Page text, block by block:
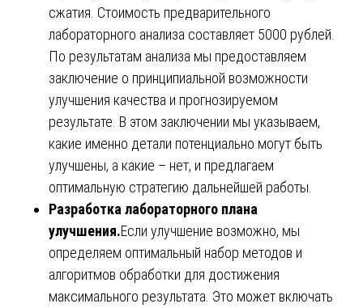
сжатия. Стоимость предварительного
лабораторного анализа составляет 5000 рублей.
По результатам анализа мы предоставляем
заключение о принципиальной возможности
улучшения качества и прогнозируемом
результате. В этом заключении мы указываем,
какие именно детали потенциально могут быть
улучшены, а какие – нет, и предлагаем
оптимальную стратегию дальнейшей работы.
Разработка лабораторного плана
улучшения.Если улучшение возможно, мы
определяем оптимальный набор методов и
алгоритмов обработки для достижения
максимального результата. Это может включать